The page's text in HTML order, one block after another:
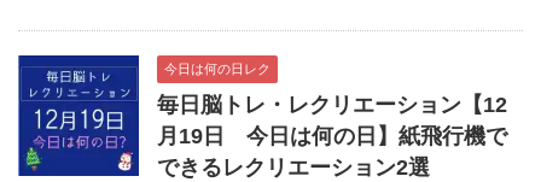
今日は何の日レク
毎日脳トレ・レクリエーション【12
月19日 今日は何の日】紙飛行機で
できるレクリエーション2選